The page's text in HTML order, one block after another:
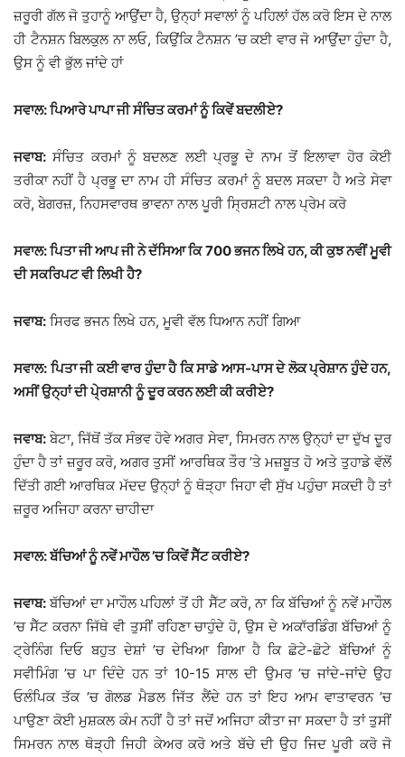
ਜ਼ਰੂਰੀ ਗੱਲ ਜੋ ਤੁਹਾਨੂੰ ਆਉਂਦਾ ਹੈ, ਉਨ੍ਹਾਂ ਸਵਾਲਾਂ ਨੂੰ ਪਹਿਲਾਂ ਹੱਲ ਕਰੋ ਇਸ ਦੇ ਨਾਲ
ਹੀ ਟੈਨਸ਼ਨ ਬਿਲਕੁਲ ਨਾ ਲਓ, ਕਿਉਂਕਿ ਟੈਨਸ਼ਨ ’ਚ ਕਈ ਵਾਰ ਜੋ ਆਉਂਦਾ ਹੁੰਦਾ ਹੈ,
ਉਸ ਨੂੰ ਵੀ ਭੁੱਲ ਜਾਂਦੇ ਹਾਂ
ਸਵਾਲ: ਪਿਆਰੇ ਪਾਪਾ ਜੀ ਸੰਚਿਤ ਕਰਮਾਂ ਨੂੰ ਕਿਵੇਂ ਬਦਲੀਏ?
ਜਵਾਬ: ਸੰਚਿਤ ਕਰਮਾਂ ਨੂੰ ਬਦਲਣ ਲਈ ਪ੍ਰਭੂ ਦੇ ਨਾਮ ਤੋਂ ਇਲਾਵਾ ਹੋਰ ਕੋਈ
ਤਰੀਕਾ ਨਹੀਂ ਹੈ ਪ੍ਰਭੂ ਦਾ ਨਾਮ ਹੀ ਸੰਚਿਤ ਕਰਮਾਂ ਨੂੰ ਬਦਲ ਸਕਦਾ ਹੈ ਅਤੇ ਸੇਵਾ
ਕਰੋ, ਬੇਗਰਜ਼, ਨਿਹਸਵਾਰਥ ਭਾਵਨਾ ਨਾਲ ਪੂਰੀ ਸ੍ਰਿਸ਼ਟੀ ਨਾਲ ਪ੍ਰੇਮ ਕਰੋ
ਸਵਾਲ: ਪਿਤਾ ਜੀ ਆਪ ਜੀ ਨੇ ਦੱਸਿਆ ਕਿ 700 ਭਜਨ ਲਿਖੇ ਹਨ, ਕੀ ਕੁਝ ਨਵੀਂ ਮੂਵੀ
ਦੀ ਸਕਰਿਪਟ ਵੀ ਲਿਖੀ ਹੈ?
ਜਵਾਬ: ਸਿਰਫ ਭਜਨ ਲਿਖੇ ਹਨ, ਮੂਵੀ ਵੱਲ ਧਿਆਨ ਨਹੀਂ ਗਿਆ
ਸਵਾਲ: ਪਿਤਾ ਜੀ ਕਈ ਵਾਰ ਹੁੰਦਾ ਹੈ ਕਿ ਸਾਡੇ ਆਸ-ਪਾਸ ਦੇ ਲੋਕ ਪ੍ਰੇਸ਼ਾਨ ਹੁੰਦੇ ਹਨ,
ਅਸੀਂ ਉਨ੍ਹਾਂ ਦੀ ਪੇ੍ਰਸ਼ਾਨੀ ਨੂੰ ਦੂਰ ਕਰਨ ਲਈ ਕੀ ਕਰੀਏ?
ਜਵਾਬ: ਬੇਟਾ, ਜਿੱਥੋਂ ਤੱਕ ਸੰਭਵ ਹੋਵੇ ਅਗਰ ਸੇਵਾ, ਸਿਮਰਨ ਨਾਲ ਉਨ੍ਹਾਂ ਦਾ ਦੁੱਖ ਦੂਰ
ਹੁੰਦਾ ਹੈ ਤਾਂ ਜ਼ਰੂਰ ਕਰੋ, ਅਗਰ ਤੁਸੀਂ ਆਰਥਿਕ ਤੌਰ ’ਤੇ ਮਜ਼ਬੂਤ ਹੋ ਅਤੇ ਤੁਹਾਡੇ ਵੱਲੋਂ
ਦਿੱਤੀ ਗਈ ਆਰਥਿਕ ਮੱਦਦ ਉਨ੍ਹਾਂ ਨੂੰ ਥੋੜ੍ਹਾ ਜਿਹਾ ਵੀ ਸੁੱਖ ਪਹੁੰਚਾ ਸਕਦੀ ਹੈ ਤਾਂ
ਜ਼ਰੂਰ ਅਜਿਹਾ ਕਰਨਾ ਚਾਹੀਦਾ
ਸਵਾਲ: ਬੱਚਿਆਂ ਨੂੰ ਨਵੇਂ ਮਾਹੌਲ ’ਚ ਕਿਵੇਂ ਸੈੱਟ ਕਰੀਏ?
ਜਵਾਬ: ਬੱਚਿਆਂ ਦਾ ਮਾਹੌਲ ਪਹਿਲਾਂ ਤੋਂ ਹੀ ਸੈੱਟ ਕਰੋ, ਨਾ ਕਿ ਬੱਚਿਆਂ ਨੂੰ ਨਵੇਂ ਮਾਹੌਲ
’ਚ ਸੈੱਟ ਕਰਨਾ ਜਿੱਥੇ ਵੀ ਤੁਸੀਂ ਰਹਿਣਾ ਚਾਹੁੰਦੇ ਹੋ, ਉਸ ਦੇ ਅਕਾੱਰਡਿੰਗ ਬੱਚਿਆਂ ਨੂੰ
ਟ੍ਰੇਨਿੰਗ ਦਿਓ ਬਹੁਤ ਦੇਸ਼ਾਂ ’ਚ ਦੇਖਿਆ ਗਿਆ ਹੈ ਕਿ ਛੋਟੇ-ਛੋਟੇ ਬੱਚਿਆਂ ਨੂੰ
ਸਵੀਮਿੰਗ ’ਚ ਪਾ ਦਿੰਦੇ ਹਨ ਤਾਂ 10-15 ਸਾਲ ਦੀ ਉਮਰ ’ਚ ਜਾਂਦੇ-ਜਾਂਦੇ ਉਹ
ਓਲੰਪਿਕ ਤੱਕ ’ਚ ਗੋਲਡ ਮੈਡਲ ਜਿੱਤ ਲੈਂਦੇ ਹਨ ਤਾਂ ਇਹ ਆਮ ਵਾਤਾਵਰਨ ’ਚ
ਪਾਉਣਾ ਕੋਈ ਮੁਸ਼ਕਲ ਕੰਮ ਨਹੀਂ ਹੈ ਤਾਂ ਜਦੋਂ ਅਜਿਹਾ ਕੀਤਾ ਜਾ ਸਕਦਾ ਹੈ ਤਾਂ ਤੁਸੀਂ
ਸਿਮਰਨ ਨਾਲ ਥੋੜ੍ਹੀ ਜਿਹੀ ਕੇਅਰ ਕਰੋ ਅਤੇ ਬੱਚੇ ਦੀ ਉਹ ਜਿਦ ਪੂਰੀ ਕਰੋ ਜੋ